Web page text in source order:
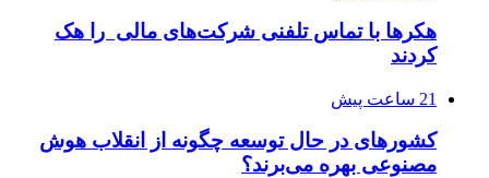
هکرها با تماس تلفنی شرکت‌های مالی را هک
کردند
21 ساعت پیش
کشورهای در حال توسعه چگونه از انقلاب هوش
مصنوعی بهره می‌برند؟